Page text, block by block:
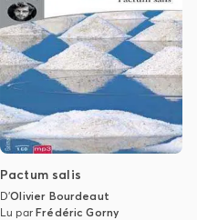
Pactum salis
D'Olivier Bourdeaut
Lu parFrédéric Gorny